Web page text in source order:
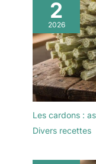
2
2026
Les cardons :
Divers recettes